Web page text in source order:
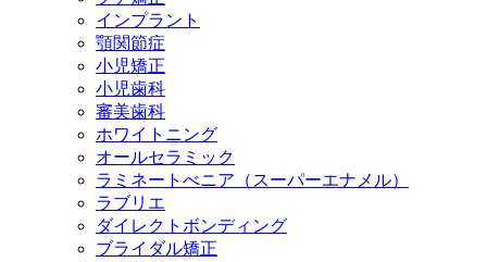
インプラント
顎関節症
小児矯正
小児歯科
審美歯科
ホワイトニング
オールセラミック
ラミネートべニア （スーパーエナメル）
ラブリエ
ダイレクトボンディング
ブライダル矯正